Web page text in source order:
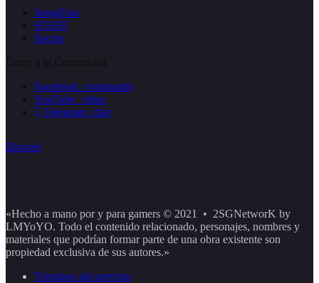
JuegaFast
STAFF
Socios
Facebook_community
YouTube_video
Telegram_chat
Discord
«Hecho a mano por y para gamers © 2021 • 2SGNetworK by
LMYoYO. Todo el contenido relacionado, personajes, nombres y
materiales que podrían formar parte de una obra existente son
propiedad exclusiva de sus autores.»
Términos del servicio